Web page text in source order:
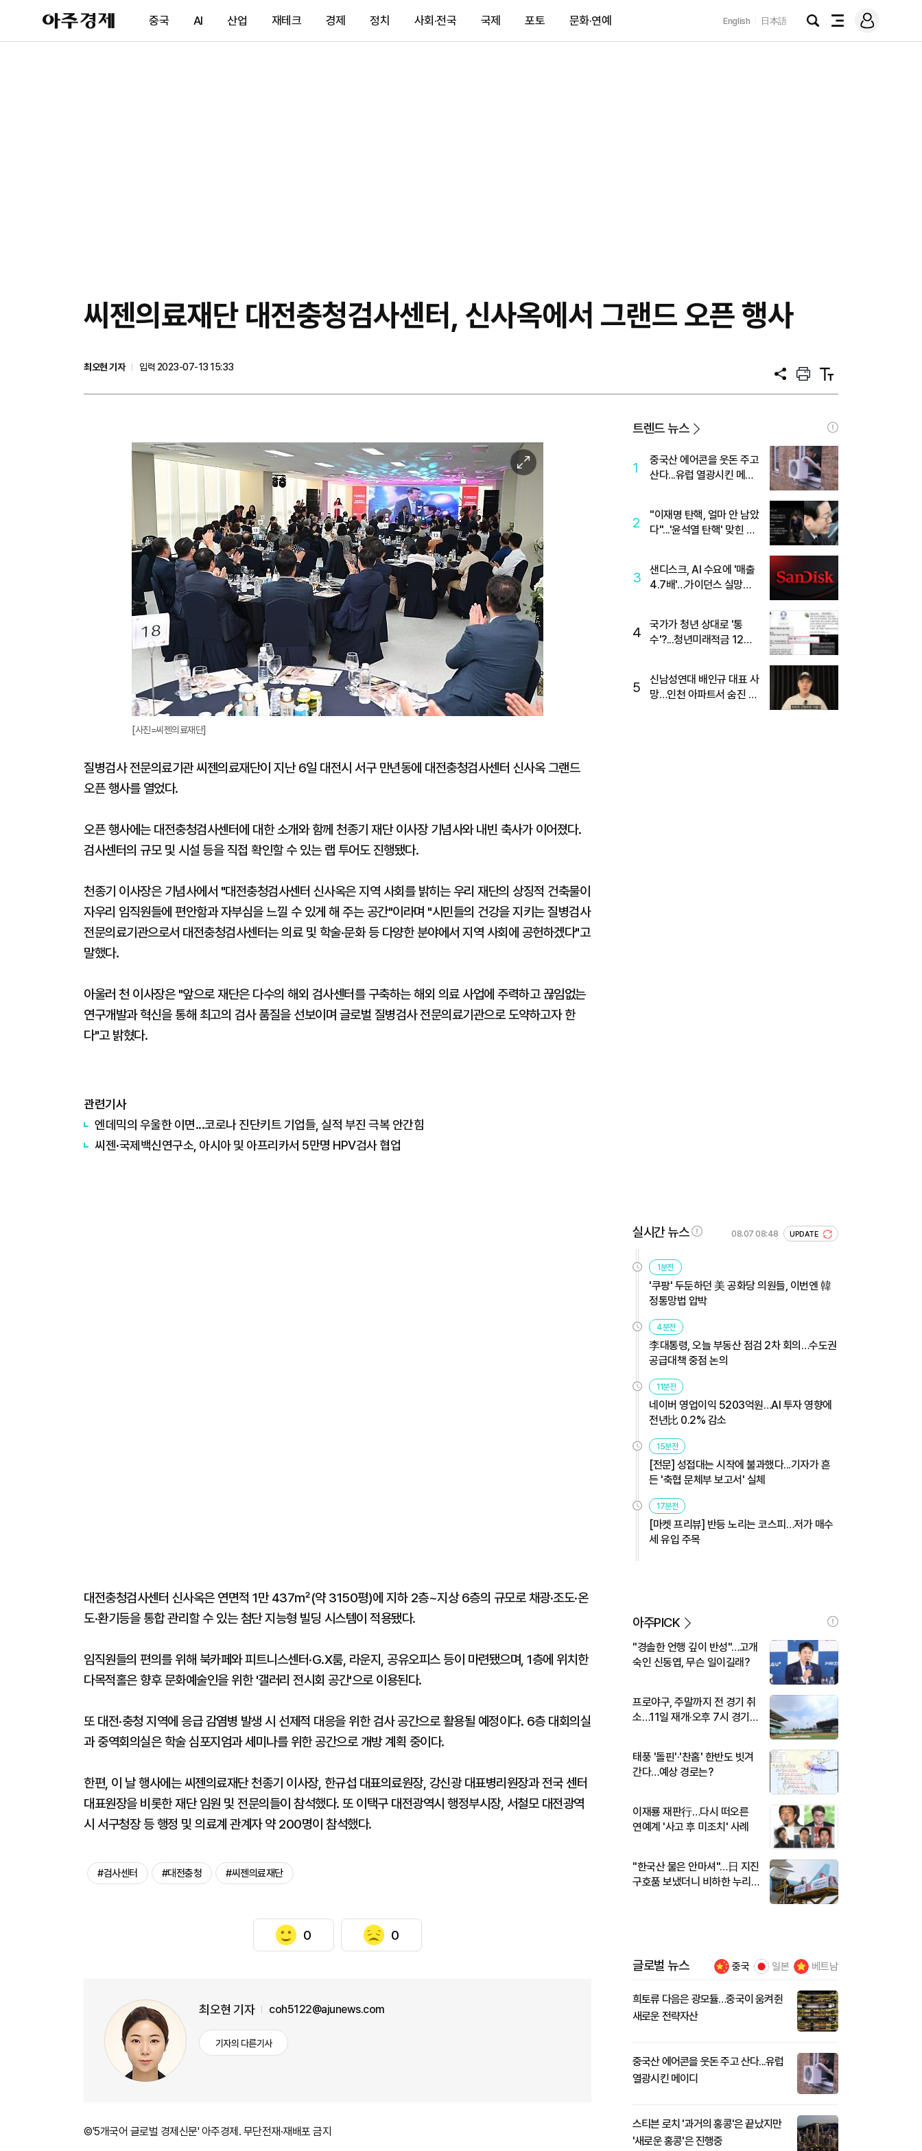
아
주
제
중국 AI 산업 재테크 경제 정치 사회·전국 국제 포토 문화·연예 English 日本語
검
전
메
그
씨젠의료재단 대전충청검사센터, 신사옥에서 그랜드 오픈 행사
최오현 기자
입력 2023-07-13 15:33
공
프
트
텍
트
이
미
확
대
[사진=씨젠의료재단]
질병검사 전문의료기관 씨젠의료재단이 지난 6일 대전시 서구 만년동에 대전충청검사센터 신사옥 그랜드
오픈 행사를 열었다.
오픈 행사에는 대전충청검사센터에 대한 소개와 함께 천종기 재단 이사장 기념사와 내빈 축사가 이어졌다.
검사센터의 규모 및 시설 등을 직접 확인할 수 있는 랩 투어도 진행됐다.
천종기 이사장은 기념사에서 "대전충청검사센터 신사옥은 지역 사회를 밝히는 우리 재단의 상징적 건축물이
자우리 임직원들에 편안함과 자부심을 느낄 수 있게 해 주는 공간"이라며 "시민들의 건강을 지키는 질병검사
전문의료기관으로서 대전충청검사센터는 의료 및 학술·문화 등 다양한 분야에서 지역 사회에 공헌하겠다"고
말했다.
아울러 천 이사장은 "앞으로 재단은 다수의 해외 검사센터를 구축하는 해외 의료 사업에 주력하고 끊임없는
연구개발과 혁신을 통해 최고의 검사 품질을 선보이며 글로벌 질병검사 전문의료기관으로 도약하고자 한
다"고 밝혔다.
관련기사
엔데믹의 우울한 이면...코로나 진단키트 기업들, 실적 부진 극복 안간힘
씨젠·국제백신연구소, 아시아 및 아프리카서 5만명 HPV검사 협업
대전충청검사센터 신사옥은 연면적 1만 437㎡(약 3150평)에 지하 2층~지상 6층의 규모로 채광·조도·온
도·환기등을 통합 관리할 수 있는 첨단 지능형 빌딩 시스템이 적용됐다.
임직원들의 편의를 위해 북카페와 피트니스센터·G.X룸, 라운지, 공유오피스 등이 마련됐으며, 1층에 위치한
다목적홀은 향후 문화예술인을 위한 '갤러리 전시회 공간'으로 이용된다.
또 대전·충청 지역에 응급 감염병 발생 시 선제적 대응을 위한 검사 공간으로 활용될 예정이다. 6층 대회의실
과 중역회의실은 학술 심포지엄과 세미나를 위한 공간으로 개방 계획 중이다.
한편, 이 날 행사에는 씨젠의료재단 천종기 이사장, 한규섭 대표의료원장, 강신광 대표병리원장과 전국 센터
대표원장을 비롯한 재단 임원 및 전문의들이 참석했다. 또 이택구 대전광역시 행정부시장, 서철모 대전광역
시 서구청장 등 행정 및 의료계 관계자 약 200명이 참석했다.
#검사센터 #대전충청 #씨젠의료재단
0 0
최오현 기자 coh5122@ajunews.com
기자의 다른기사
©'5개국어 글로벌 경제신문' 아주경제. 무단전재·재배포 금지
트렌드 뉴스
1
중국산 에어콘을 웃돈 주고
산다...유럽 열광시킨 메이
2
"이재명 탄핵, 얼마 안 남았
다"...'윤석열 탄핵' 맞힌 무
3
샌디스크, AI 수요에 '매출
4.7배'…가이던스 실망에
4
국가가 청년 상대로 '통
수'?...청년미래적금 12%
5
신남성연대 배인규 대표 사
망…인천 아파트서 숨진 채
실시간 뉴스 08.07 08:48 UPDATE
1분전
'쿠팡' 두둔하던 美 공화당 의원들, 이번엔 韓
정통망법 압박
4분전
李대통령, 오늘 부동산 점검 2차 회의…수도권
공급대책 중점 논의
11분전
네이버 영업이익 5203억원…AI 투자 영향에
전년比 0.2% 감소
15분전
[전문] 성접대는 시작에 불과했다...기자가 흔
든 '축협 문체부 보고서' 실체
17분전
[마켓 프리뷰] 반등 노리는 코스피…저가 매수
세 유입 주목
아주PICK
"경솔한 언행 깊이 반성"…고개
숙인 신동엽, 무슨 일이길래?
프로야구, 주말까지 전 경기 취
소…11일 재개·오후 7시 경기
태풍 '돌핀'·'찬홈' 한반도 빗겨
간다…예상 경로는?
이재룡 재판行…다시 떠오른
연예계 '사고 후 미조치' 사례
"한국산 물은 안마셔"…日 지진
구호품 보냈더니 비하한 누리
글로벌 뉴스 중국 일본 베트남
희토류 다음은 광모듈…중국이 움켜쥔
새로운 전략자산
중국산 에어콘을 웃돈 주고 산다...유럽
열광시킨 메이디
스티븐 로치 '과거의 홍콩'은 끝났지만
'새로운 홍콩'은 진행중